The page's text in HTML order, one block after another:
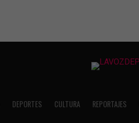
DEPORTES CULTURA REPORTAJES